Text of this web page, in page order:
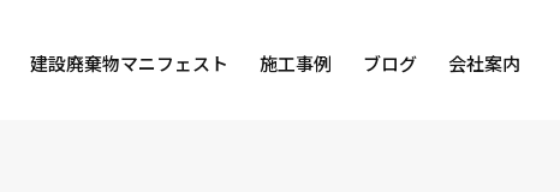
建設廃棄物マニフェスト 施工事例 ブログ 会社案内